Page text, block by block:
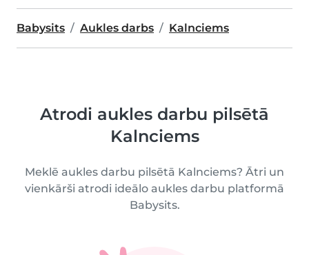
Babysits Aukles darbs Kalnciems
Atrodi aukles darbu pilsētā
Kalnciems
Meklē aukles darbu pilsētā Kalnciems? Ātri un
vienkārši atrodi ideālo aukles darbu platformā
Babysits.